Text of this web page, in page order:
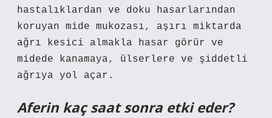
hastalıklardan ve doku hasarlarından
koruyan mide mukozası, aşırı miktarda
ağrı kesici almakla hasar görür ve
midede kanamaya, ülserlere ve şiddetli
ağrıya yol açar.
Aferin kaç saat sonra etki eder?